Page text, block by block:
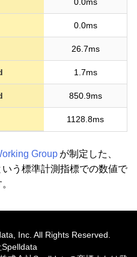
0.0ms
26.7ms
1.7ms
850.9ms
1128.8ms
Group が制定した、
いう標準計測指標での数値で
Inc. All Rights Reserved.